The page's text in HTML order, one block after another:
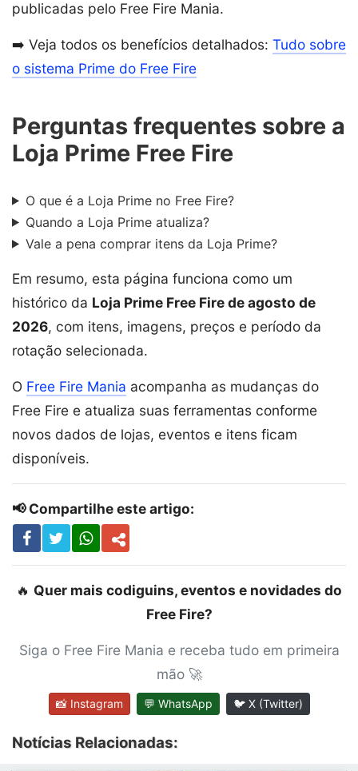
publicadas pelo Free Fire Mania.
➡️ Veja todos os benefícios detalhados: Tudo sobre
o sistema Prime do Free Fire
Perguntas frequentes sobre a
Loja Prime Free Fire
O que é a Loja Prime no Free Fire?
Quando a Loja Prime atualiza?
Vale a pena comprar itens da Loja Prime?
Em resumo, esta página funciona como um
histórico da Loja Prime Free Fire de agosto de
2026, com itens, imagens, preços e período da
rotação selecionada.
O Free Fire Mania acompanha as mudanças do
Free Fire e atualiza suas ferramentas conforme
novos dados de lojas, eventos e itens ficam
disponíveis.
📢 Compartilhe este artigo:
🔥 Quer mais codiguins, eventos e novidades do
Free Fire?
Siga o Free Fire Mania e receba tudo em primeira
mão 🚀
📸 Instagram 💬 WhatsApp 🐦 X (Twitter)
Notícias Relacionadas: